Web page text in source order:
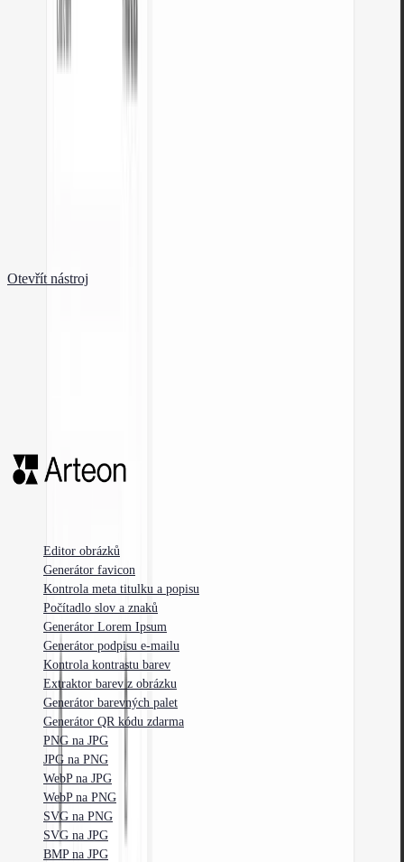
Otevřít nástroj
Editor obrázků
Generátor favicon
Kontrola meta titulku a popisu
Počítadlo slov a znaků
Generátor Lorem Ipsum
Generátor podpisu e-mailu
Kontrola kontrastu barev
Extraktor barev z obrázku
Generátor barevných palet
Generátor QR kódu zdarma
PNG na JPG
JPG na PNG
WebP na JPG
WebP na PNG
SVG na PNG
SVG na JPG
BMP na JPG